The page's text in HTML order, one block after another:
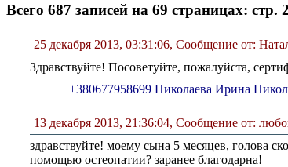
Всего 687 записей на 69 страницах: стр.
25 декабря 2013, 03:31:06, Сообщение от:
Здравствуйте! Посоветуйте, пожалуйста,
+380677958699 Николаева Ирина
13 декабря 2013, 21:36:04, Сообщение от:
здравствуйте! моему сына 5 месяцев, голова
помощью остеопатии? заранее благодарна!